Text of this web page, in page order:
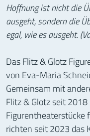
Hoffnung ist nicht die
ausgeht, sondern die
egal, wie es ausgeht.
Das Flitz & Glotz
von Eva-Maria
Gemeinsam mit
Flitz & Glotz seit
Figurentheaterstücke
richten seit 2023 das